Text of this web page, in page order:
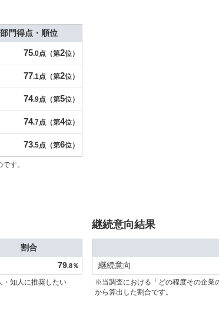
部門得点・順位
75.0点（第2位）
77.1点（第2位）
74.9点（第5位）
74.7点（第4位）
73.5点（第6位）
す。
割合
79.8％
知人に推奨したい
継続意向結果
継続意向
※当調査における「どの程度その企業
から算出した割合です。